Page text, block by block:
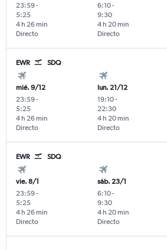
23:59-
5:25
Directo
4 h 26 min
6:10-
9:30
Directo
4 h 20 min
EWR SDQ
mié. 9/12
23:59-
5:25
Directo
4 h 26 min
lun. 21/12
19:10-
22:30
Directo
4 h 20 min
EWR SDQ
vie. 8/1
23:59-
5:25
Directo
4 h 26 min
sáb. 23/1
6:10-
9:30
Directo
4 h 20 min